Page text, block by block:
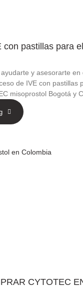
con pastillas para
y asesorarte
de IVE con pastillas
misoprostol Bogotá y
CYTOTEC